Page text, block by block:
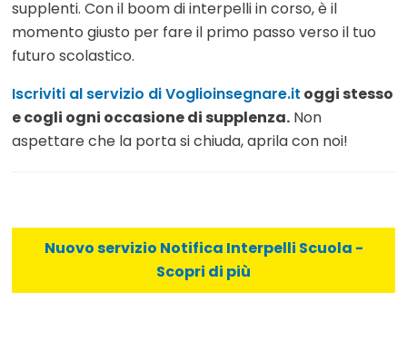
supplenti. Con il boom di interpelli in corso, è il
momento giusto per fare il primo passo verso il tuo
futuro scolastico.
Iscriviti al servizio di Voglioinsegnare.it oggi stesso
e cogli ogni occasione di supplenza. Non
aspettare che la porta si chiuda, aprila con noi!
Nuovo servizio Notifica Interpelli Scuola -
Scopri di più